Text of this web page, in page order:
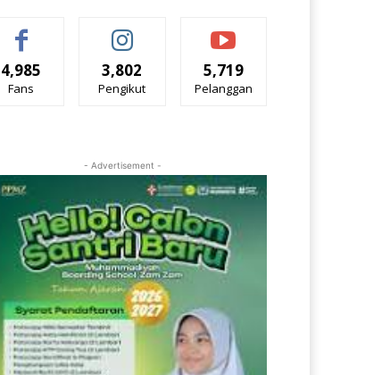
4,985
Fans
3,802
Pengikut
5,719
Pelanggan
- Advertisement -